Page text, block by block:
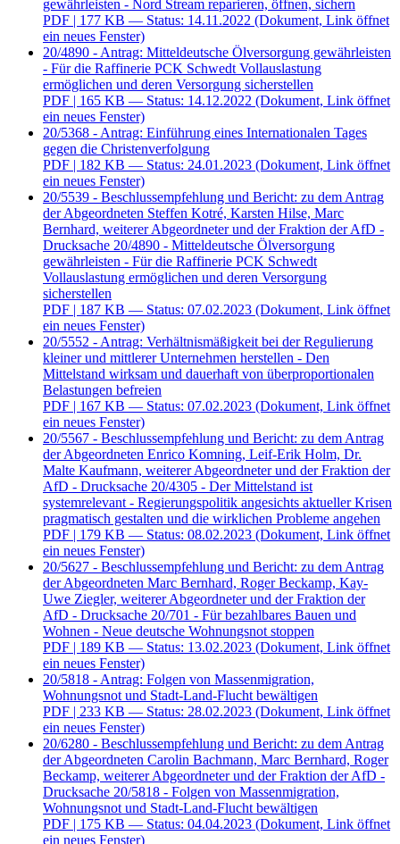
gewährleisten - Nord Stream reparieren, öffnen, sichern
PDF | 177 KB — Status: 14.11.2022 (Dokument, Link öffnet
ein neues Fenster)
20/4890 - Antrag: Mitteldeutsche Ölversorgung gewährleisten
- Für die Raffinerie PCK Schwedt Vollauslastung
ermöglichen und deren Versorgung sicherstellen
PDF | 165 KB — Status: 14.12.2022 (Dokument, Link öffnet
ein neues Fenster)
20/5368 - Antrag: Einführung eines Internationalen Tages
gegen die Christenverfolgung
PDF | 182 KB — Status: 24.01.2023 (Dokument, Link öffnet
ein neues Fenster)
20/5539 - Beschlussempfehlung und Bericht: zu dem Antrag
der Abgeordneten Steffen Kotré, Karsten Hilse, Marc
Bernhard, weiterer Abgeordneter und der Fraktion der AfD -
Drucksache 20/4890 - Mitteldeutsche Ölversorgung
gewährleisten - Für die Raffinerie PCK Schwedt
Vollauslastung ermöglichen und deren Versorgung
sicherstellen
PDF | 187 KB — Status: 07.02.2023 (Dokument, Link öffnet
ein neues Fenster)
20/5552 - Antrag: Verhältnismäßigkeit bei der Regulierung
kleiner und mittlerer Unternehmen herstellen - Den
Mittelstand wirksam und dauerhaft von überproportionalen
Belastungen befreien
PDF | 167 KB — Status: 07.02.2023 (Dokument, Link öffnet
ein neues Fenster)
20/5567 - Beschlussempfehlung und Bericht: zu dem Antrag
der Abgeordneten Enrico Komning, Leif-Erik Holm, Dr.
Malte Kaufmann, weiterer Abgeordneter und der Fraktion der
AfD - Drucksache 20/4305 - Der Mittelstand ist
systemrelevant - Regierungspolitik angesichts aktueller Krisen
pragmatisch gestalten und die wirklichen Probleme angehen
PDF | 179 KB — Status: 08.02.2023 (Dokument, Link öffnet
ein neues Fenster)
20/5627 - Beschlussempfehlung und Bericht: zu dem Antrag
der Abgeordneten Marc Bernhard, Roger Beckamp, Kay-
Uwe Ziegler, weiterer Abgeordneter und der Fraktion der
AfD - Drucksache 20/701 - Für bezahlbares Bauen und
Wohnen - Neue deutsche Wohnungsnot stoppen
PDF | 189 KB — Status: 13.02.2023 (Dokument, Link öffnet
ein neues Fenster)
20/5818 - Antrag: Folgen von Massenmigration,
Wohnungsnot und Stadt-Land-Flucht bewältigen
PDF | 233 KB — Status: 28.02.2023 (Dokument, Link öffnet
ein neues Fenster)
20/6280 - Beschlussempfehlung und Bericht: zu dem Antrag
der Abgeordneten Carolin Bachmann, Marc Bernhard, Roger
Beckamp, weiterer Abgeordneter und der Fraktion der AfD -
Drucksache 20/5818 - Folgen von Massenmigration,
Wohnungsnot und Stadt-Land-Flucht bewältigen
PDF | 175 KB — Status: 04.04.2023 (Dokument, Link öffnet
ein neues Fenster)